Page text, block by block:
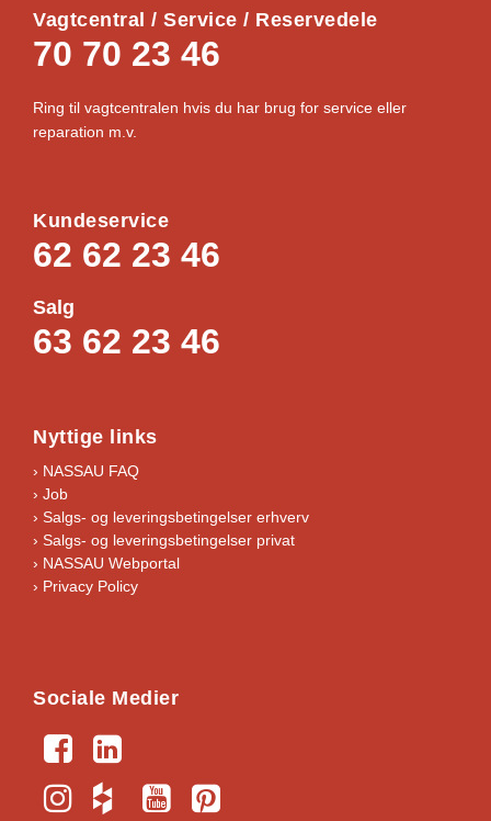
Vagtcentral / Service / Reservedele
70 70 23 46
Ring til vagtcentralen hvis du har brug for service eller
reparation m.v.
Kundeservice
62 62 23 46
Salg
63 62 23 46
Nyttige links
› NASSAU FAQ
› Job
› Salgs- og leveringsbetingelser erhverv
› Salgs- og leveringsbetingelser privat
› NASSAU Webportal
› Privacy Policy
Sociale Medier